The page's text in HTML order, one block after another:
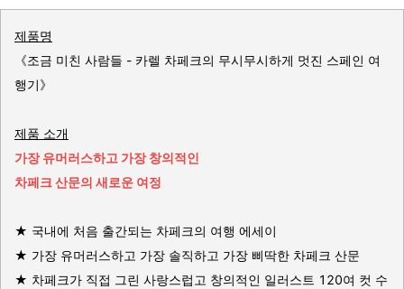
제품명
《조금 미친 사람들 - 카렐 차페크의 무시무시하게 멋진 스페인 여
행기》
제품 소개
가장 유머러스하고 가장 창의적인
차페크 산문의 새로운 여정
★ 국내에 처음 출간되는 차페크의 여행 에세이
★ 가장 유머러스하고 가장 솔직하고 가장 삐딱한 차페크 산문
★ 차페크가 직접 그린 사랑스럽고 창의적인 일러스트 120여 컷 수